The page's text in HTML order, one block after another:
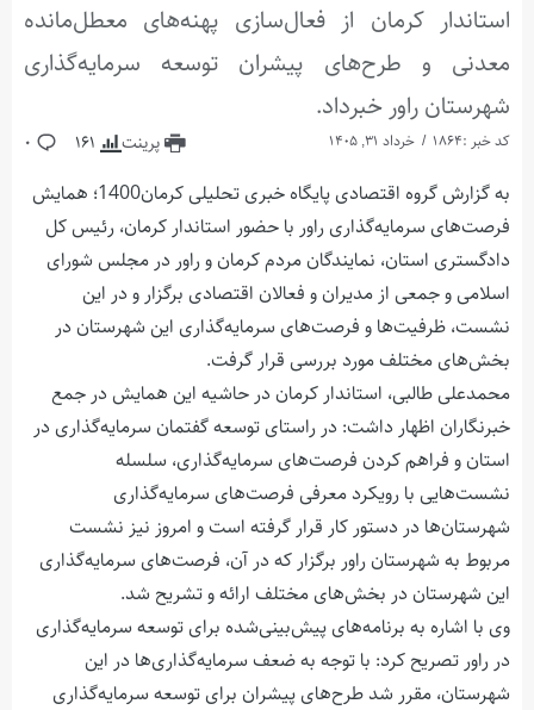
استاندار کرمان از فعال‌سازی پهنه‌های معطل‌مانده
معدنی و طرح‌های پیشران توسعه سرمایه‌گذاری
شهرستان راور خبرداد.
کد خبر :1864 خرداد 31, 1405 پرینت 161
0
به گزارش گروه اقتصادی پایگاه خبری تحلیلی کرمان1400؛ همایش
فرصت‌های سرمایه‌گذاری راور با حضور استاندار کرمان، رئیس کل
دادگستری استان، نمایندگان مردم کرمان و راور در مجلس شورای
اسلامی و جمعی از مدیران و فعالان اقتصادی برگزار و در این
نشست، ظرفیت‌ها و فرصت‌های سرمایه‌گذاری این شهرستان در
بخش‌های مختلف مورد بررسی قرار گرفت.
محمدعلی طالبی، استاندار کرمان در حاشیه این همایش در جمع
خبرنگاران اظهار داشت: در راستای توسعه گفتمان سرمایه‌گذاری در
استان و فراهم کردن فرصت‌های سرمایه‌گذاری، سلسله
نشست‌هایی با رویکرد معرفی فرصت‌های سرمایه‌گذاری
شهرستان‌ها در دستور کار قرار گرفته است و امروز نیز نشست
مربوط به شهرستان راور برگزار که در آن، فرصت‌های سرمایه‌گذاری
این شهرستان در بخش‌های مختلف ارائه و تشریح شد.
وی با اشاره به برنامه‌های پیش‌بینی‌شده برای توسعه سرمایه‌گذاری
در راور تصریح کرد: با توجه به ضعف سرمایه‌گذاری‌ها در این
شهرستان، مقرر شد طرح‌های پیشران برای توسعه سرمایه‌گذاری